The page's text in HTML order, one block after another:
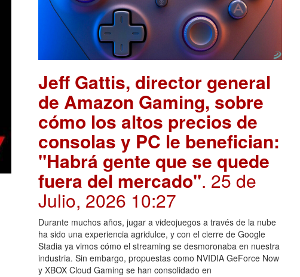
Jeff Gattis, director general
de Amazon Gaming, sobre
cómo los altos precios de
consolas y PC le benefician:
"Habrá gente que se quede
fuera del mercado". 25 de
Julio, 2026 10:27
Durante muchos años, jugar a videojuegos a través de la nube
ha sido una experiencia agridulce, y con el cierre de Google
Stadia ya vimos cómo el streaming se desmoronaba en nuestra
industria. Sin embargo, propuestas como NVIDIA GeForce Now
y XBOX Cloud Gaming se han consolidado en